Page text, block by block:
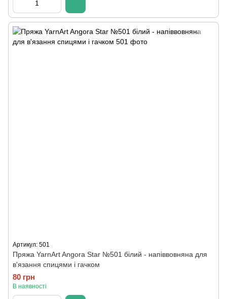
Артикул: 501
Пряжа YarnArt Angora Star №501 білий - напіввовняна для
в'язання спицями і гачком
80 грн
В наявності